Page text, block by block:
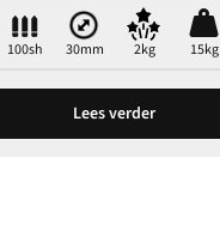
100sh 30mm 2kg 15kg
Lees verder